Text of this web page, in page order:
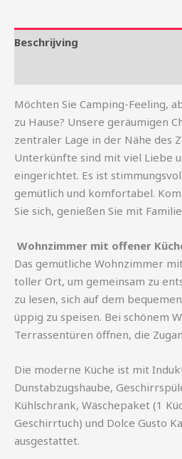
Beschrijving
Möchten Sie Camping-Feeling,
zu Hause? Unsere geräumigen
zentraler Lage in der Nähe des
Unterkünfte sind mit viel Liebe
eingerichtet. Es ist
gemütlich und komfortabel.
Sie sich, genießen Sie mit
Wohnzimmer mit offener
Das gemütliche Wohnzimmer
toller Ort, um gemeinsam zu
zu lesen, sich auf dem
üppig zu speisen. Bei schönem
Terrassentüren öffnen, die
Die moderne Küche ist mit
Dunstabzugshaube,
Kühlschrank, Wäschepaket (1
Geschirrtuch) und Dolce Gusto
ausgestattet.